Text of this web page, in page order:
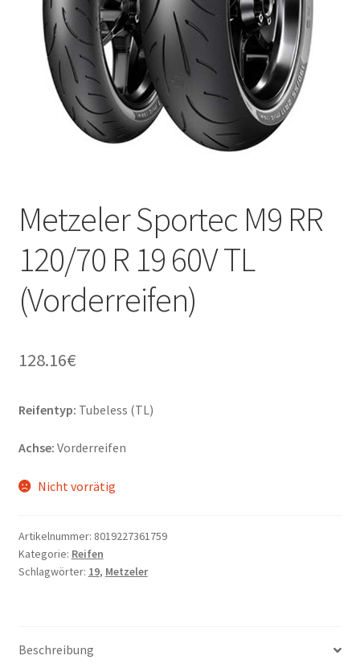
Metzeler Sportec M9 RR
120/70 R 19 60V TL
(Vorderreifen)
128.16€
Reifentyp: Tubeless (TL)
Achse: Vorderreifen
Nicht vorrätig
Artikelnummer: 8019227361759
Kategorie: Reifen
Schlagwörter: 19, Metzeler
Beschreibung